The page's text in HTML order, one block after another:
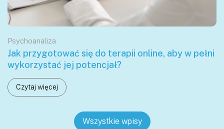
Psychoanaliza
Jak przygotować się do terapii online, aby w pełni
wykorzystać jej potencjał?
Czytaj więcej
Wszystkie wpisy